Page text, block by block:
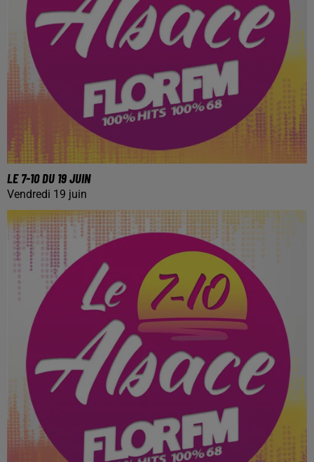
LE 7-10 DU 19 JUIN
Vendredi 19 juin